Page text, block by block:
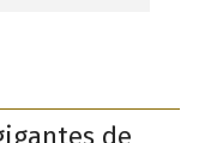
de